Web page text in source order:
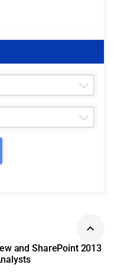
and SharePoint 2013